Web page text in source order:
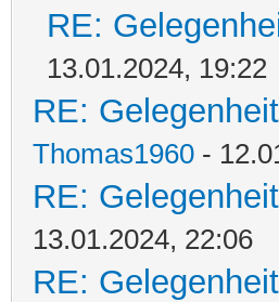
RE:
13.01.2024, 19:22
RE:
Thomas1960 -
RE:
13.01.2024, 22:06
RE: